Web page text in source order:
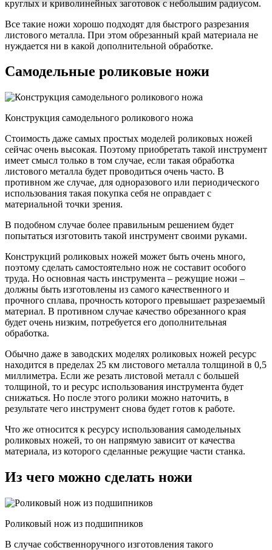
круглых и криволинейных заготовок с небольшим радиусом.
Все такие ножи хорошо подходят для быстрого разрезания
листового металла. При этом обрезанный край материала не
нуждается ни в какой дополнительной обработке.
Самодельные роликовые ножи
Конструкция самодельного роликового ножа
Стоимость даже самых простых моделей роликовых ножей
сейчас очень высокая. Поэтому приобретать такой инструмент
имеет смысл только в том случае, если такая обработка
листового металла будет проводиться очень часто. В
противном же случае, для одноразового или периодического
использования такая покупка себя не оправдает с
материальной точки зрения.
В подобном случае более правильным решением будет
попытаться изготовить такой инструмент своими руками.
Конструкций роликовых ножей может быть очень много,
поэтому сделать самостоятельно нож не составит особого
труда. Но основная часть инструмента – режущие ножи –
должны быть изготовлены из самого качественного и
прочного сплава, прочность которого превышает разрезаемый
материал. В противном случае качество обрезанного края
будет очень низким, потребуется его дополнительная
обработка.
Обычно даже в заводских моделях роликовых ножей ресурс
находится в пределах 25 км листового металла толщиной в 0,5
миллиметра. Если же резать листовой металл с большей
толщиной, то и ресурс использования инструмента будет
снижаться. Но после этого ролики можно наточить, в
результате чего инструмент снова будет готов к работе.
Что же относится к ресурсу использования самодельных
роликовых ножей, то он напрямую зависит от качества
материала, из которого сделанные режущие части станка.
Из чего можно сделать ножи
Роликовый нож из подшипников
В случае собственноручного изготовления такого